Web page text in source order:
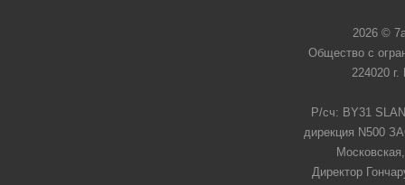
2026 ©
Общество с
224020
Р/сч: BY31
дирекция N500
Директор